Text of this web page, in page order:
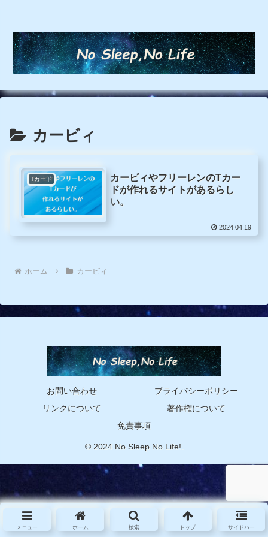
カービィ
Tカード
カービィやフリーレンのTカー
ドが作れるサイトがあるらし
い。
2024.04.19
ホーム カービィ
お問い合わせ
プライバシーポリシー
リンクについて
著作権について
免責事項
© 2024 No Sleep No Life!.
メニュー ホーム 検索 トップ サイドバー